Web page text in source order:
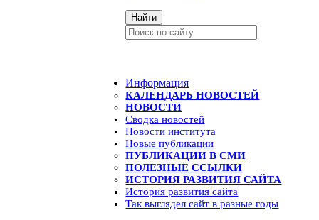
Найти
Информация
КАЛЕНДАРЬ НОВОСТЕЙ
НОВОСТИ
Сводка новостей
Новости института
Новые публикации
ПУБЛИКАЦИИ В СМИ
ПОЛЕЗНЫЕ ССЫЛКИ
ИСТОРИЯ РАЗВИТИЯ САЙТА
История развития сайта
Так выглядел сайт в разные годы